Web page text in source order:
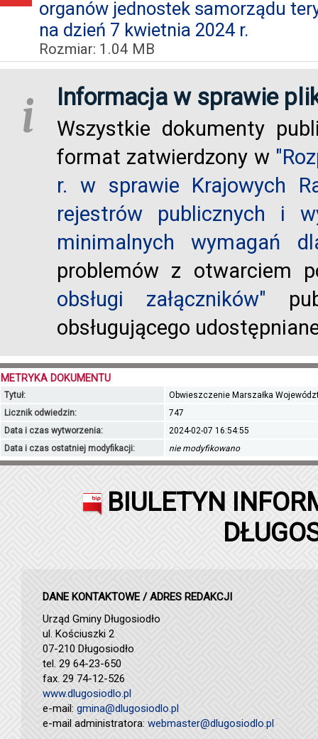
organów jednostek samorządu
na dzień 7 kwietnia 2024 r.
Rozmiar: 1.04 MB
i Informacja w sprawie
Wszystkie dokumenty
format zatwierdzony w
r. w sprawie Krajowych
rejestrów publicznych i
minimalnych wymagań
problemów z otwarciem
obsługi załączników"
obsługującego
METRYKA DOKUMENTU
Tytuł:
Obwieszczenie Marszałka
Licznik odwiedzin:
747
Data i czas wytworzenia:
2024-02-07 16:54:55
Data i czas ostatniej modyfikacji:
nie modyfikowano
BIULETYN
DANE KONTAKTOWE / ADRES REDAKCJI
Urząd Gminy Długosiodło
ul. Kościuszki 2
07-210 Długosiodło
tel. 29 64-23-650
fax. 29 74-12-526
www.dlugosiodlo.pl
e-mail: gmina@dlugosiodlo.pl
e-mail administratora: webmaster@dlugosiodlo.pl